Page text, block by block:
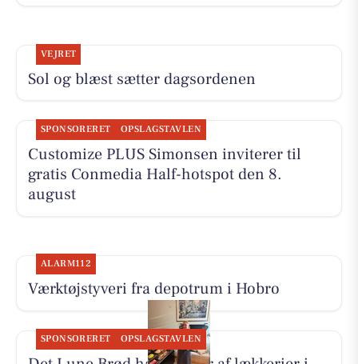
VEJRET
Sol og blæst sætter dagsordenen
SPONSORERET OPSLAGSTAVLEN
Customize PLUS Simonsen inviterer til
gratis Conmedia Half-hotspot den 8.
august
ALARM112
Værktøjstyveri fra depotrum i Hobro
SPONSORERET OPSLAGSTAVLEN